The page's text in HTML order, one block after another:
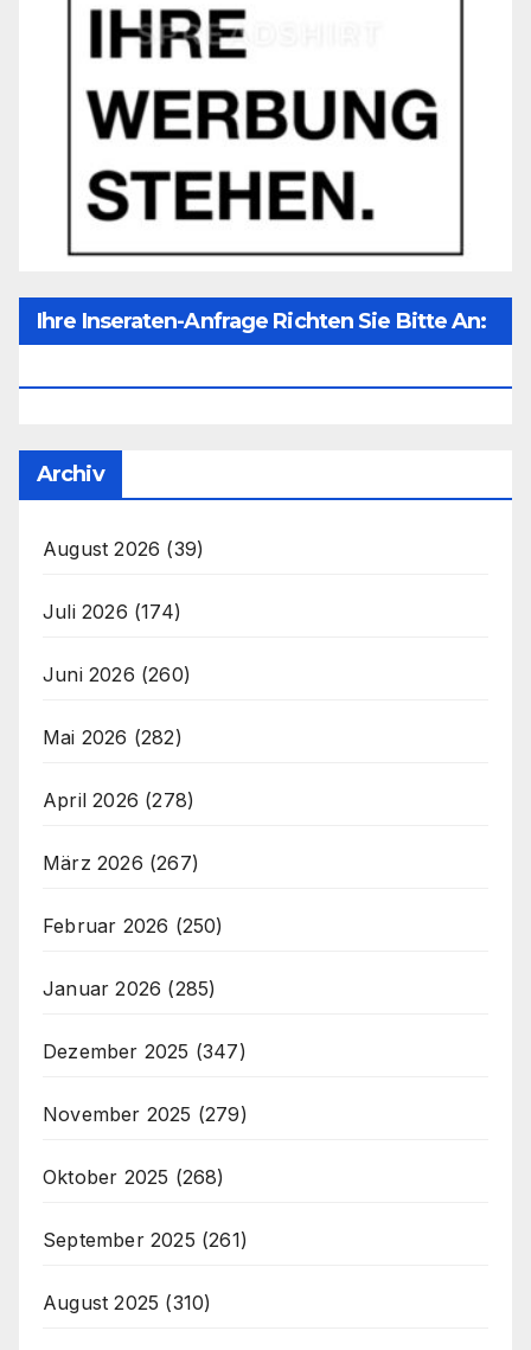
Ihre Inseraten-Anfrage Richten Sie Bitte An:
Archiv
August 2026 (39)
Juli 2026 (174)
Juni 2026 (260)
Mai 2026 (282)
April 2026 (278)
März 2026 (267)
Februar 2026 (250)
Januar 2026 (285)
Dezember 2025 (347)
November 2025 (279)
Oktober 2025 (268)
September 2025 (261)
August 2025 (310)